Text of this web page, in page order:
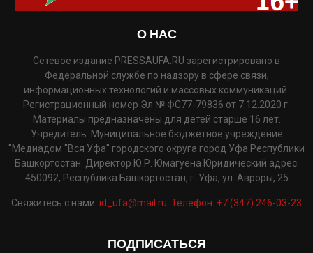
О НАС
Сетевое издание PRESSAUFA.RU зарегистрировано в
Федеральной службе по надзору в сфере связи,
информационных технологий и массовых коммуникаций.
Регистрационный номер Эл № ФС77-79836 от 7.12.2020 г.
Материалы предназначены для детей старше 16 лет.
Учредитель: Муниципальное бюджетное учреждение
"Медиадом "Вся Уфа" городского округа город Уфа Республики
Башкортостан. Директор Ю.Р. Юмагуена Юридический адрес:
450092, Республика Башкортостан, г. Уфа, ул. Авроры, 25
Свяжитесь с нами: id_ufa@mail.ru. Телефон: +7 (347) 246-03-23
ПОДПИСАТЬСЯ